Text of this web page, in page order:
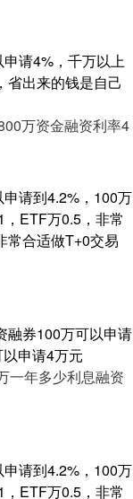
请4%，千万以上
省出来的钱是自己
万资金融资利率4
请到4.2%，100万
ETF万0.5，非常
常合适做T+0交易
融券100万可以申请
申请4万元
一年多少利息融资
请到4.2%，100万
ETF万0.5，非常